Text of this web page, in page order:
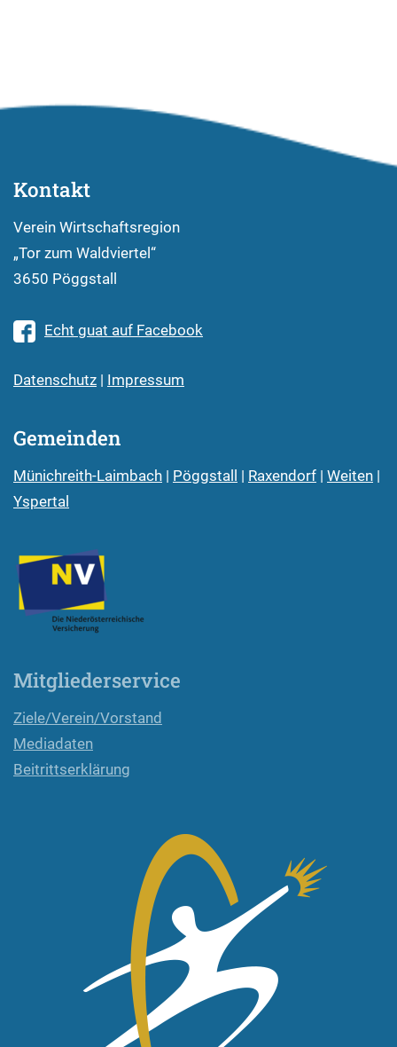
Kontakt
Verein Wirtschaftsregion
„Tor zum Waldviertel“
3650 Pöggstall
Echt guat auf Facebook
Datenschutz | Impressum
Gemeinden
Münichreith-Laimbach | Pöggstall | Raxendorf | Weiten |
Yspertal
Mitgliederservice
Ziele/Verein/Vorstand
Mediadaten
Beitrittserklärung